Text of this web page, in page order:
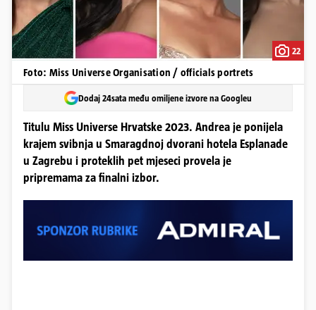
22
Foto: Miss Universe Organisation / officials portrets
Dodaj 24sata među omiljene izvore na Googleu
Titulu Miss Universe Hrvatske 2023. Andrea je ponijela
krajem svibnja u Smaragdnoj dvorani hotela Esplanade
u Zagrebu i proteklih pet mjeseci provela je
pripremama za finalni izbor.